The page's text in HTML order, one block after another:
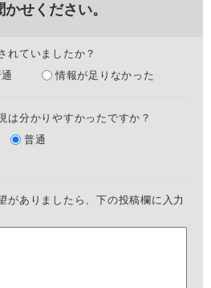
せください。
れていましたか？
情報が足りなかった
は分かりやすかったですか？
普通
がありましたら、下の投稿欄に入力